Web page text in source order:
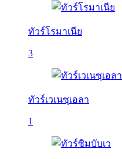
ทัวร์โรมาเนีย
3
ทัวร์เวเนซุเอลา
1